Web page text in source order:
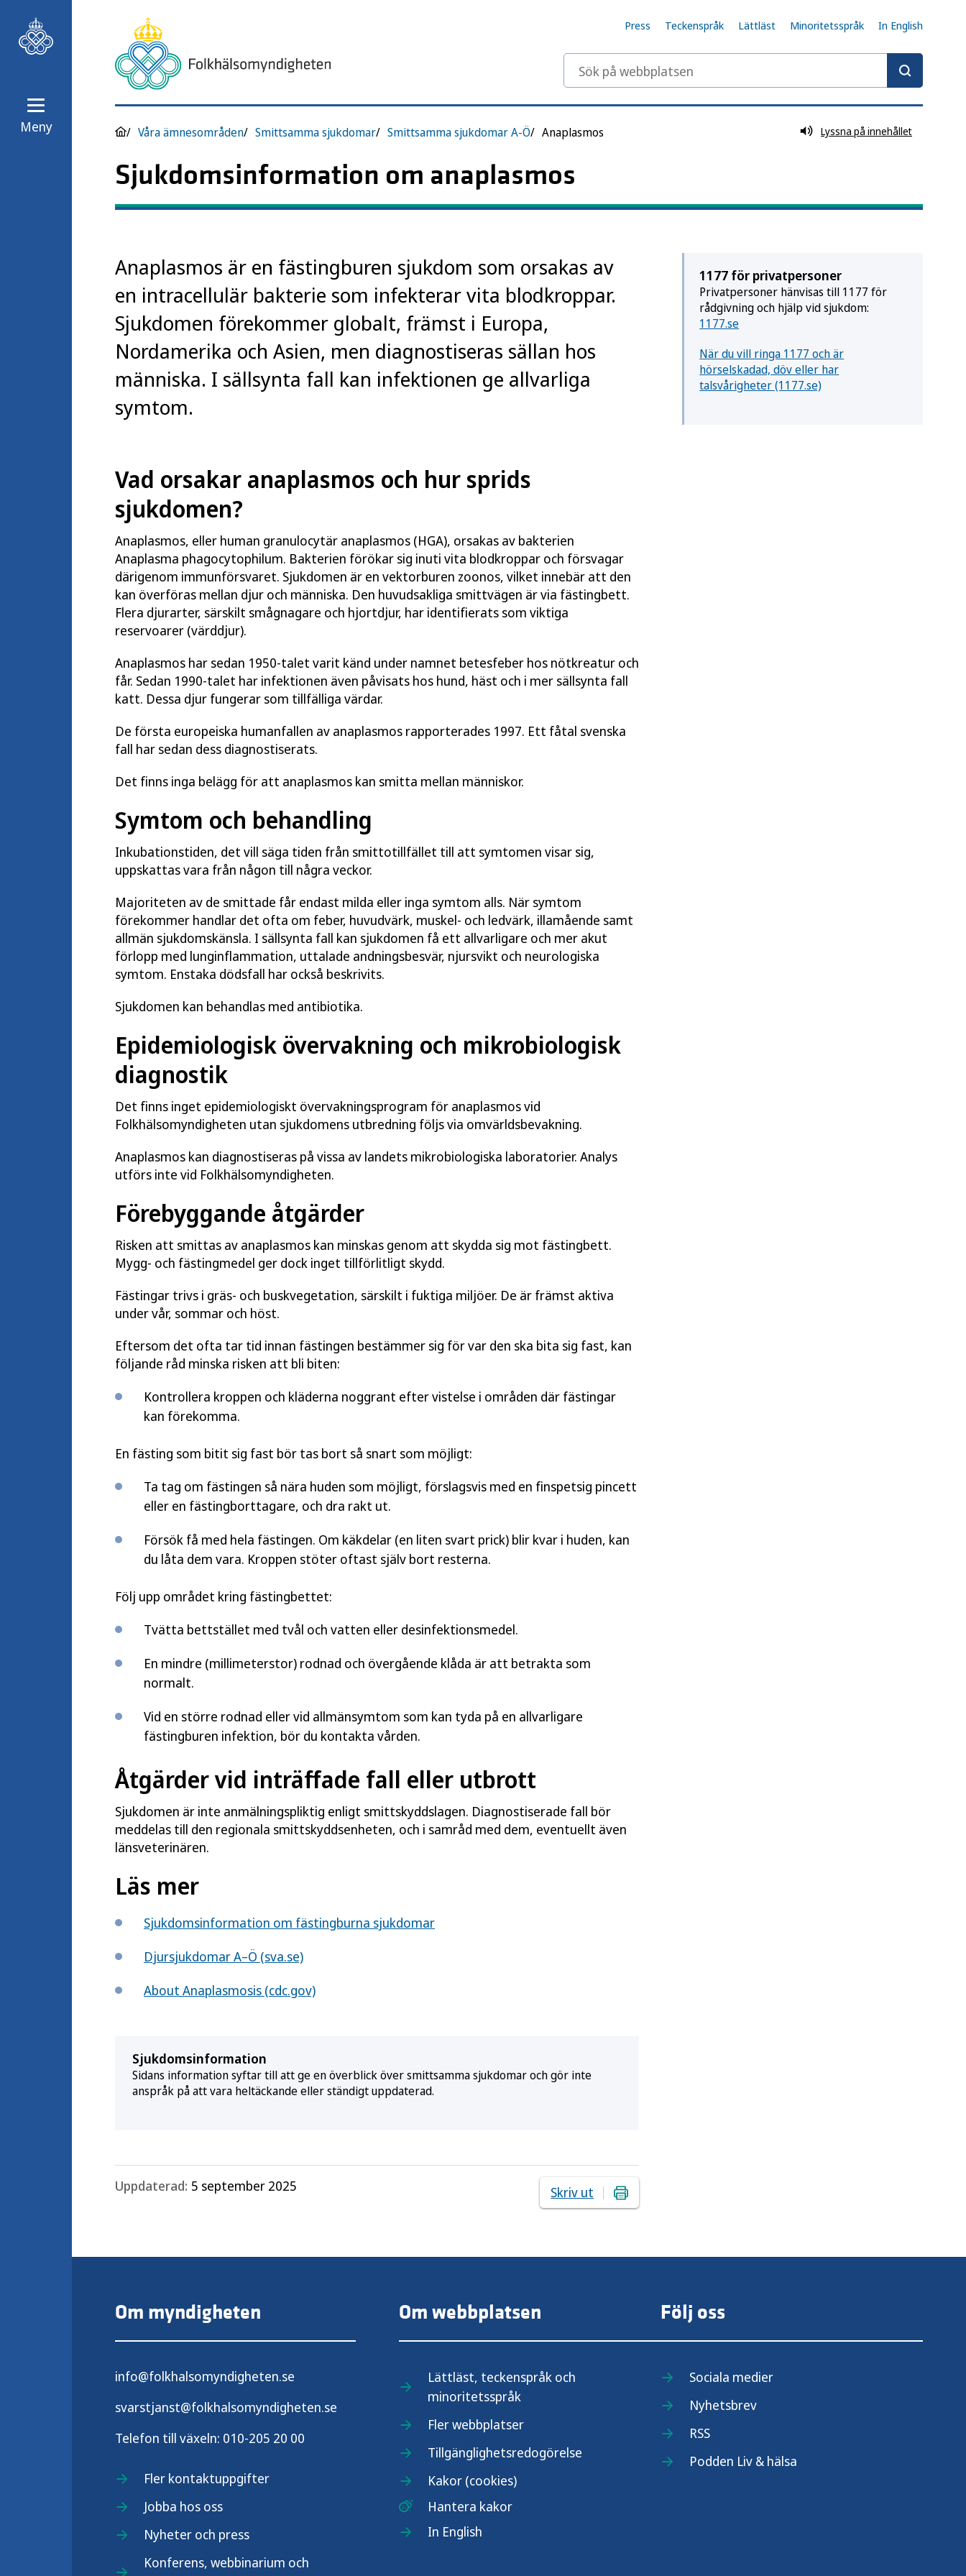
Meny
Press Teckenspråk Lättläst Minoritetsspråk In English
Sök på webbplatsen
Våra ämnesområden Smittsamma sjukdomar Smittsamma sjukdomar A-Ö Anaplasmos Lyssna på innehållet
Sjukdomsinformation om anaplasmos
Anaplasmos är en fästingburen sjukdom som orsakas av
en intracellulär bakterie som infekterar vita blodkroppar.
Sjukdomen förekommer globalt, främst i Europa,
Nordamerika och Asien, men diagnostiseras sällan hos
människa. I sällsynta fall kan infektionen ge allvarliga
symtom.
Vad orsakar anaplasmos och hur sprids
sjukdomen?
Anaplasmos, eller human granulocytär anaplasmos (HGA), orsakas av bakterien
Anaplasma phagocytophilum. Bakterien förökar sig inuti vita blodkroppar och försvagar
därigenom immunförsvaret. Sjukdomen är en vektorburen zoonos, vilket innebär att den
kan överföras mellan djur och människa. Den huvudsakliga smittvägen är via fästingbett.
Flera djurarter, särskilt smågnagare och hjortdjur, har identifierats som viktiga
reservoarer (värddjur).
Anaplasmos har sedan 1950-talet varit känd under namnet betesfeber hos nötkreatur och
får. Sedan 1990-talet har infektionen även påvisats hos hund, häst och i mer sällsynta fall
katt. Dessa djur fungerar som tillfälliga värdar.
De första europeiska humanfallen av anaplasmos rapporterades 1997. Ett fåtal svenska
fall har sedan dess diagnostiserats.
Det finns inga belägg för att anaplasmos kan smitta mellan människor.
Symtom och behandling
Inkubationstiden, det vill säga tiden från smittotillfället till att symtomen visar sig,
uppskattas vara från någon till några veckor.
Majoriteten av de smittade får endast milda eller inga symtom alls. När symtom
förekommer handlar det ofta om feber, huvudvärk, muskel- och ledvärk, illamående samt
allmän sjukdomskänsla. I sällsynta fall kan sjukdomen få ett allvarligare och mer akut
förlopp med lunginflammation, uttalade andningsbesvär, njursvikt och neurologiska
symtom. Enstaka dödsfall har också beskrivits.
Sjukdomen kan behandlas med antibiotika.
Epidemiologisk övervakning och mikrobiologisk
diagnostik
Det finns inget epidemiologiskt övervakningsprogram för anaplasmos vid
Folkhälsomyndigheten utan sjukdomens utbredning följs via omvärldsbevakning.
Anaplasmos kan diagnostiseras på vissa av landets mikrobiologiska laboratorier. Analys
utförs inte vid Folkhälsomyndigheten.
Förebyggande åtgärder
Risken att smittas av anaplasmos kan minskas genom att skydda sig mot fästingbett.
Mygg- och fästingmedel ger dock inget tillförlitligt skydd.
Fästingar trivs i gräs- och buskvegetation, särskilt i fuktiga miljöer. De är främst aktiva
under vår, sommar och höst.
Eftersom det ofta tar tid innan fästingen bestämmer sig för var den ska bita sig fast, kan
följande råd minska risken att bli biten:
Kontrollera kroppen och kläderna noggrant efter vistelse i områden där fästingar
kan förekomma.
En fästing som bitit sig fast bör tas bort så snart som möjligt:
Ta tag om fästingen så nära huden som möjligt, förslagsvis med en finspetsig pincett
eller en fästingborttagare, och dra rakt ut.
Försök få med hela fästingen. Om käkdelar (en liten svart prick) blir kvar i huden, kan
du låta dem vara. Kroppen stöter oftast själv bort resterna.
Följ upp området kring fästingbettet:
Tvätta bettstället med tvål och vatten eller desinfektionsmedel.
En mindre (millimeterstor) rodnad och övergående klåda är att betrakta som
normalt.
Vid en större rodnad eller vid allmänsymtom som kan tyda på en allvarligare
fästingburen infektion, bör du kontakta vården.
Åtgärder vid inträffade fall eller utbrott
Sjukdomen är inte anmälningspliktig enligt smittskyddslagen. Diagnostiserade fall bör
meddelas till den regionala smittskyddsenheten, och i samråd med dem, eventuellt även
länsveterinären.
Läs mer
Sjukdomsinformation om fästingburna sjukdomar
Djursjukdomar A–Ö (sva.se)
About Anaplasmosis (cdc.gov)
Sjukdomsinformation
Sidans information syftar till att ge en överblick över smittsamma sjukdomar och gör inte
anspråk på att vara heltäckande eller ständigt uppdaterad.
Uppdaterad: 5 september 2025 Skriv ut
1177 för privatpersoner
Privatpersoner hänvisas till 1177 för
rådgivning och hjälp vid sjukdom:
1177.se
När du vill ringa 1177 och är
hörselskadad, döv eller har
talsvårigheter (1177.se)
Om myndigheten
info@folkhalsomyndigheten.se
svarstjanst@folkhalsomyndigheten.se
Telefon till växeln: 010-205 20 00
Fler kontaktuppgifter
Jobba hos oss
Nyheter och press
Konferens, webbinarium och
Om webbplatsen
Lättläst, teckenspråk och
minoritetsspråk
Fler webbplatser
Tillgänglighetsredogörelse
Kakor (cookies)
Hantera kakor
In English
Följ oss
Sociala medier
Nyhetsbrev
RSS
Podden Liv & hälsa